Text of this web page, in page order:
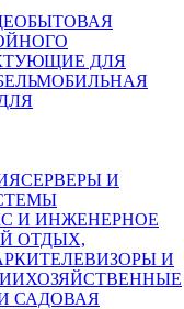
БЫТОВАЯ
ДЛЯ
МОБИЛЬНАЯ
СЕРВЕРЫ И
И ИНЖЕНЕРНОЕ
ОТДЫХ,
ТЕЛЕВИЗОРЫ И
ХОЗЯЙСТВЕННЫЕ
САДОВАЯ